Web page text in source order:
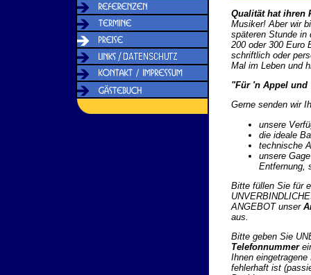
Qualität hat ihren
Musiker! Aber wir
späteren Stunde in
200 oder 300 Euro
schriftlich oder
Mal im Leben und
"Für 'n Appel
Gerne senden wir
unsere
die ideale
technische
unsere
Entfernung,
Bitte füllen Sie für
ANGEBOT unser
aus.
Bitte geben Sie
Telefonnummer
Ihnen
fehlerhaft ist